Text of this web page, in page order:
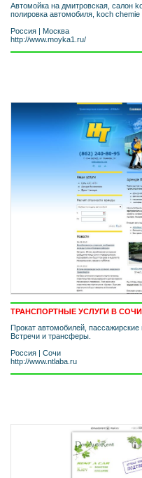
Автомойка на дмитровская, салон
полировка автомобиля, koch chemie
Россия | Москва
http://www.moyka1.ru/
ТРАНСПОРТНЫЕ УСЛУГИ В СОЧИ
Прокат автомобилей,
Встречи и трансферы.
Россия | Сочи
http://www.ntlaba.ru